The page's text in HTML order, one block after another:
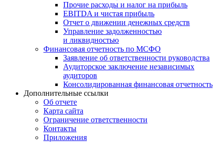
Прочие расходы и налог на прибыль
EBITDA и чистая прибыль
Отчет о движении денежных средств
Управление задолженностью
и ликвидностью
Финансовая отчетность по МСФО
Заявление об ответственности руководства
Аудиторское заключение независимых
аудиторов
Консолидированная финансовая отчетность
Дополнительные ссылки
Об отчете
Карта сайта
Ограничение ответственности
Контакты
Приложения